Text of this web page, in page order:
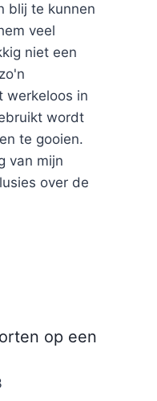
blij te kunnen
veel
niet een
werkeloos in
wordt
te gooien.
van mijn
over de
op een